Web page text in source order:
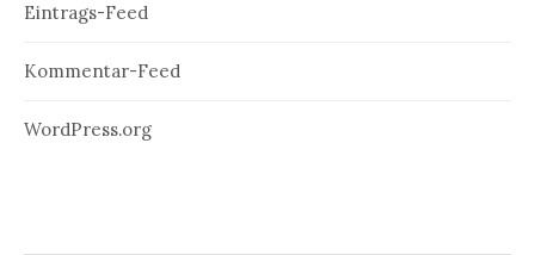
Eintrags-Feed
Kommentar-Feed
WordPress.org